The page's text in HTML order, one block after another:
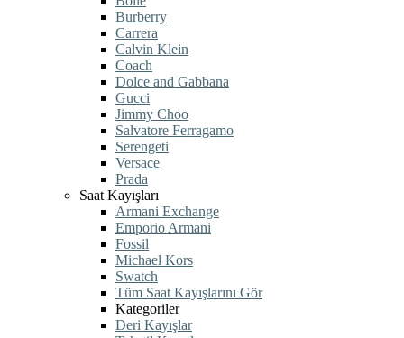
Burberry
Carrera
Calvin Klein
Coach
Dolce and Gabbana
Gucci
Jimmy Choo
Salvatore Ferragamo
Serengeti
Versace
Prada
Saat Kayışları
Armani Exchange
Emporio Armani
Fossil
Michael Kors
Swatch
Tüm Saat Kayışlarını Gör
Kategoriler
Deri Kayışlar